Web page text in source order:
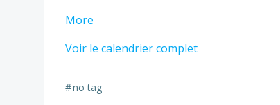
More
1
1
Voir le calendrier complet
#no tag